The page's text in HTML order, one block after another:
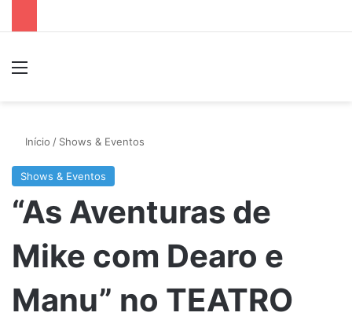
Início / Shows & Eventos
Shows & Eventos
“As Aventuras de
Mike com Dearo e
Manu” no TEATRO